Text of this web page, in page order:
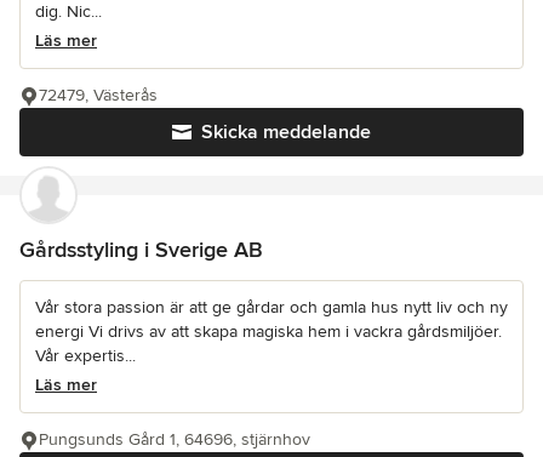
dig. Nic...
Läs mer
Skicka meddelande
72479, Västerås
Gårdsstyling i Sverige AB
Vår stora passion är att ge gårdar och gamla hus nytt liv och ny
energi Vi drivs av att skapa magiska hem i vackra gårdsmiljöer.
Vår expertis...
Läs mer
Pungsunds Gård 1, 64696, stjärnhov